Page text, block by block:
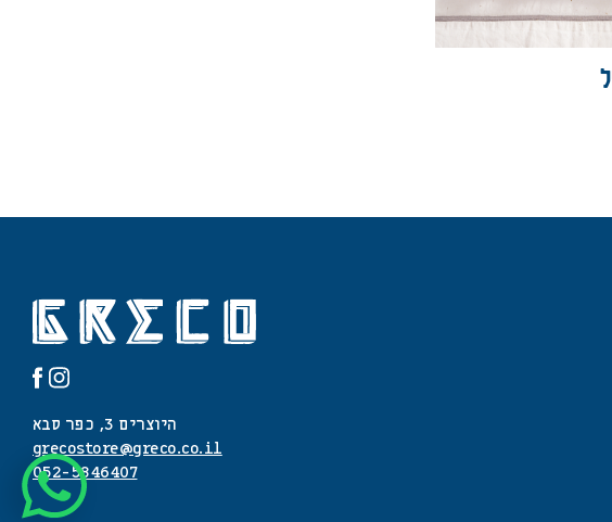
היוצרים 3, כפר סבא
grecostore@greco.co.il
052-5846407